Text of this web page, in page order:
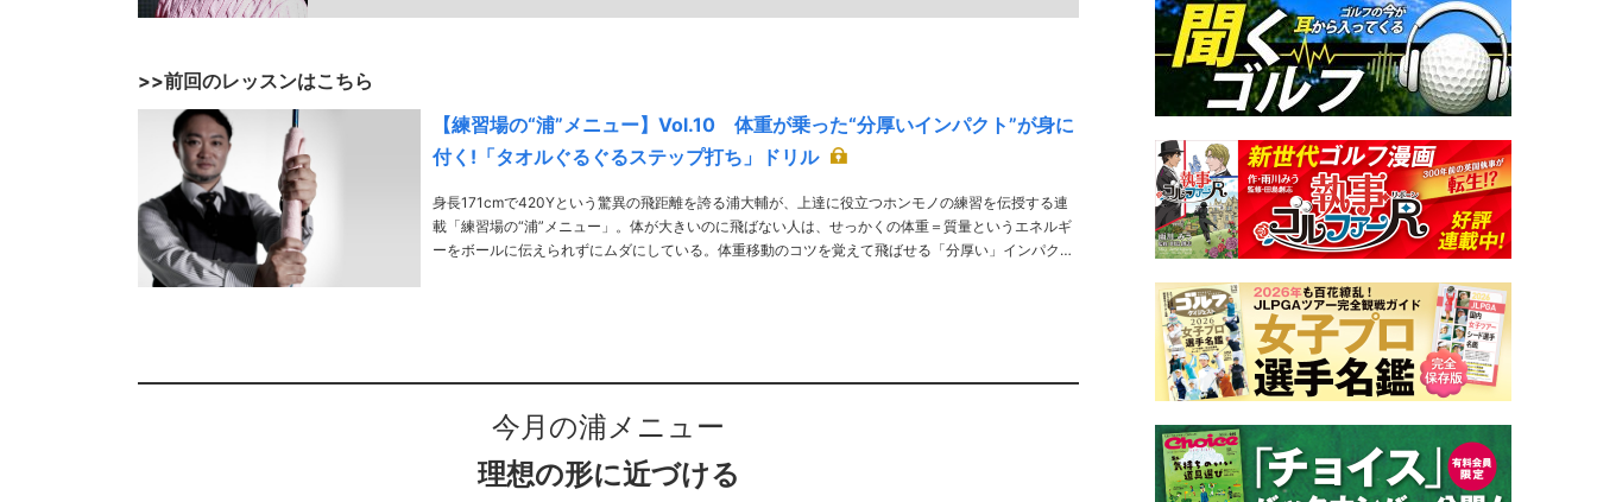
>>前回のレッスンはこちら
【練習場の“浦”メニュー】Vol.10 体重が乗った“分厚いインパクト”が身に
付く!「タオルぐるぐるステップ打ち」ドリル
身長171cmで420Yという驚異の飛距離を誇る浦大輔が、上達に役立つホンモノの練習を伝授する連
載「練習場の“浦”メニュー」。体が大きいのに飛ばない人は、せっかくの体重＝質量というエネルギ
ーをボールに伝えられずにムダにしている。体重移動のコツを覚えて飛ばせる「分厚い」インパクト
今月の浦メニュー
理想の形に近づける